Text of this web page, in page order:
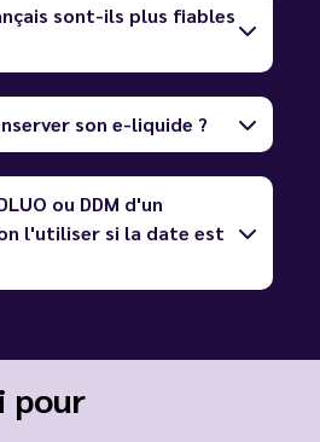
sont-ils plus fiables
son e-liquide ?
ou DDM d'un
l'utiliser si la date est
pour